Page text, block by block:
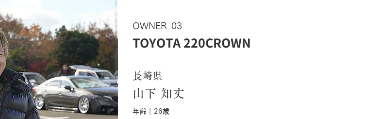
OWNER 03
TOYOTA 220CROWN
長崎県
山下 知丈
年齢｜26歳